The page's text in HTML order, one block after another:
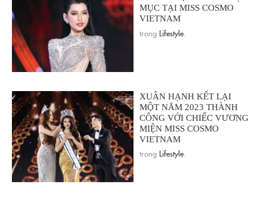
MỤC TẠI MISS COSMO
VIETNAM
trong Lifestyle
XUÂN HẠNH KẾT LẠI
MỘT NĂM 2023 THÀNH
CÔNG VỚI CHIẾC VƯƠNG
MIỆN MISS COSMO
VIETNAM
trong Lifestyle